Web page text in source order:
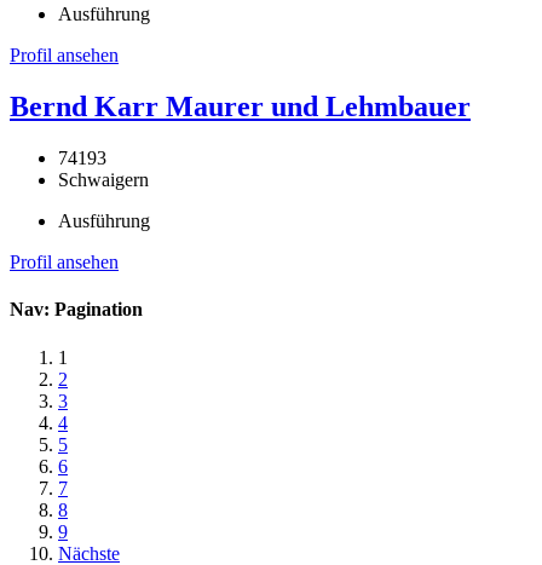
Ausführung
Profil ansehen
Bernd Karr Maurer und Lehmbauer
74193
Schwaigern
Ausführung
Profil ansehen
Nav: Pagination
1
2
3
4
5
6
7
8
9
Nächste